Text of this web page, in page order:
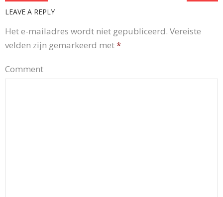
LEAVE A REPLY
Het e-mailadres wordt niet gepubliceerd. Vereiste
velden zijn gemarkeerd met*
Comment